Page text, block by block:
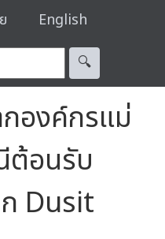
English
🔍︎
องค์กรแม่
ต้อนรับ
Dusit